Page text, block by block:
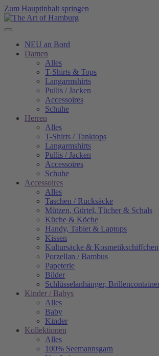
Zum Hauptinhalt springen
NEU an Bord
Damen
Alles
T-Shirts & Tops
Langarmshirts
Pullis / Jacken
Accessoires
Schuhe
Herren
Alles
T-Shirts / Tanktops
Langarmshirts
Pullis / Jacken
Accessoires
Schuhe
Accessoires
Alles
Taschen / Rucksäcke
Mützen, Gürtel, Tücher & Schals
Küche & Köche
Handy, Tablet & Laptops
Kissen
Kultursäcke & Kosmetikschiffchen
Porzellan / Bambus
Papeterie
Bilder
Schlüsselanhänger,
Kinder / Babys
Alles
Baby
Kinder
Kollektionen
Alles
100% Seemannsgarn